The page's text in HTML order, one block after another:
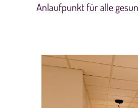
Anlaufpunkt für alle